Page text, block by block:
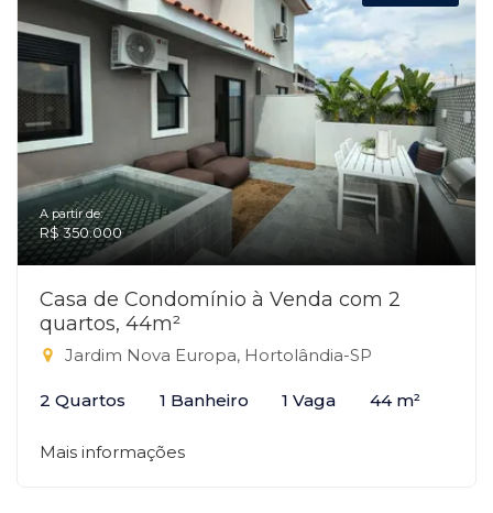
A partir de:
R$ 350.000
Casa de Condomínio à Venda com 2
quartos, 44m²
Jardim Nova Europa, Hortolândia-SP
2 Quartos 1 Banheiro 1 Vaga 44 m²
Mais informações